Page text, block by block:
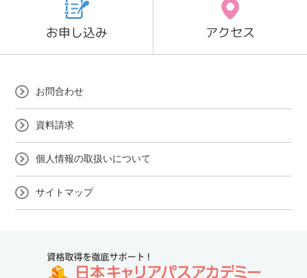
お申し込み アクセス
お問合わせ
資料請求
個人情報の取扱いについて
サイトマップ